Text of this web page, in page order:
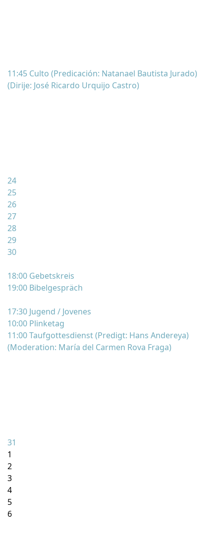
11:45 Culto (Predicación: Natanael Bautista Jurado)
(Dirije: José Ricardo Urquijo Castro)
24
25
26
27
28
29
30
18:00 Gebetskreis
19:00 Bibelgespräch
17:30 Jugend / Jovenes
10:00 Plinketag
11:00 Taufgottesdienst (Predigt: Hans Andereya)
(Moderation: María del Carmen Rova Fraga)
31
1
2
3
4
5
6